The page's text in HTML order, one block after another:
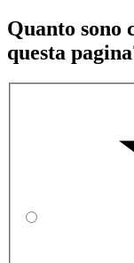
Quanto sono
questa